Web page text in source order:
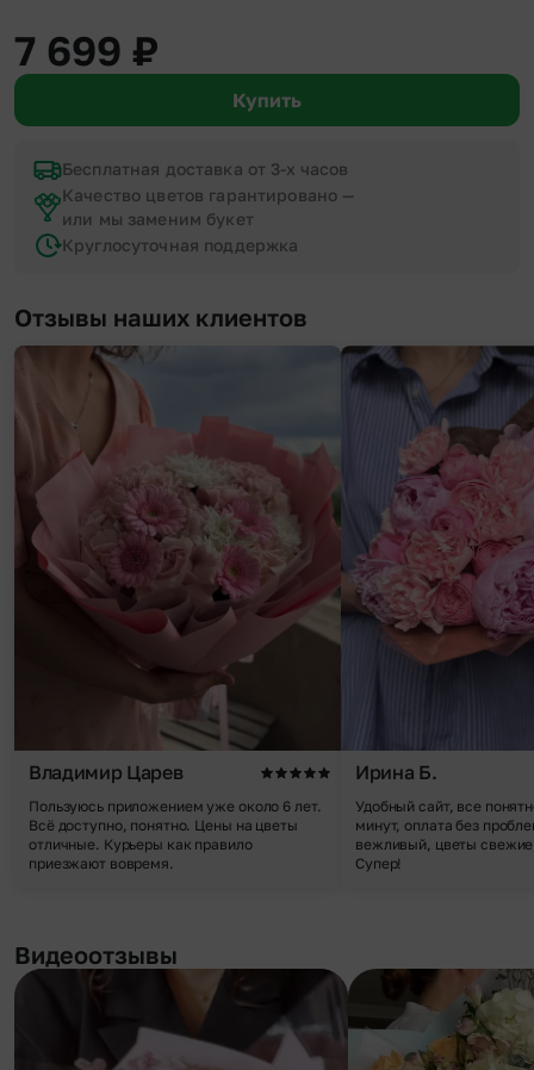
7 699 ₽
Купить
Бесплатная доставка от 3-х часов
Качество цветов гарантировано —
или мы заменим букет
Круглосуточная поддержка
Отзывы наших клиентов
Владимир Царев
Пользуюсь приложением уже около 6 лет.
Всё доступно, понятно. Цены на цветы
отличные. Курьеры как правило
приезжают вовремя.
Ирина Б.
Удобный сайт, все
минут, оплата без
вежливый, цветы
Супер!
Видеоотзывы